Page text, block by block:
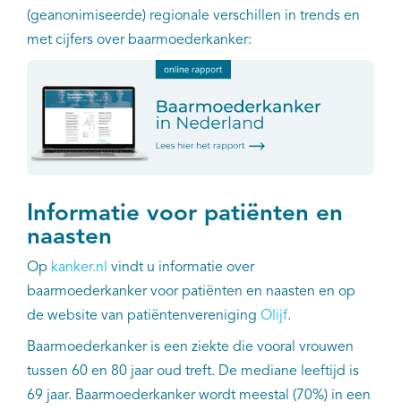
Nieuws
Projecten
Webshop
EN
(geanonimiseerde) regionale verschillen in trends en
met cijfers over baarmoederkanker:
Informatie voor patiënten en
naasten
Op kanker.nl vindt u informatie over
baarmoederkanker voor patiënten en naasten en op
de website van patiëntenvereniging Olijf.
Baarmoederkanker is een ziekte die vooral vrouwen
tussen 60 en 80 jaar oud treft. De mediane leeftijd is
69 jaar. Baarmoederkanker wordt meestal (70%) in een